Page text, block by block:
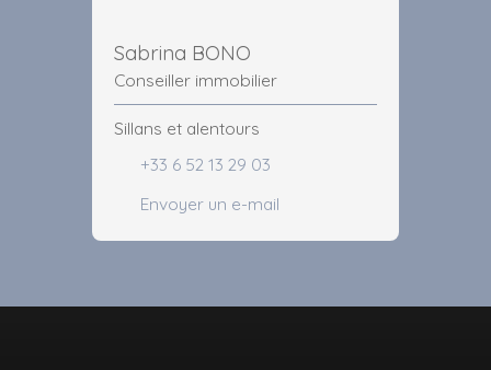
Sabrina BONO
Conseiller immobilier
Sillans et alentours
+33 6 52 13 29 03
Envoyer un e-mail